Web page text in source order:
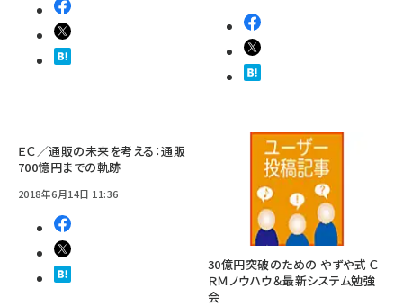
ＥＣ／通販の未来を考える：通販
700憶円までの軌跡
2018年6月14日 11:36
30億円突破のための やずや式 Ｃ
ＲＭノウハウ＆最新システム勉強
会